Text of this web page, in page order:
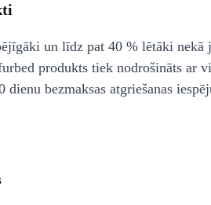
un līdz pat 40 % lētāki nekā
produkts tiek nodrošināts ar
dienu bezmaksas atgriešanas